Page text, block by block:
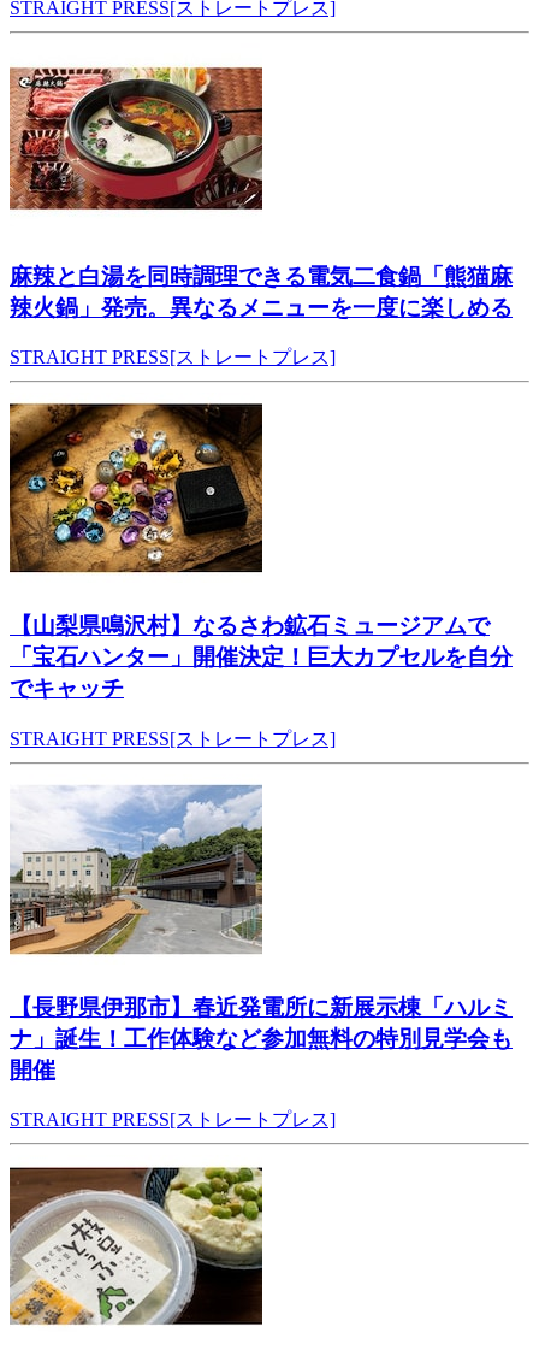
STRAIGHT PRESS[ストレートプレス]
麻辣と白湯を同時調理できる電気二食鍋「熊猫麻
辣火鍋」発売。異なるメニューを一度に楽しめる
STRAIGHT PRESS[ストレートプレス]
【山梨県鳴沢村】なるさわ鉱石ミュージアムで
「宝石ハンター」開催決定！巨大カプセルを自分
でキャッチ
STRAIGHT PRESS[ストレートプレス]
【長野県伊那市】春近発電所に新展示棟「ハルミ
ナ」誕生！工作体験など参加無料の特別見学会も
開催
STRAIGHT PRESS[ストレートプレス]